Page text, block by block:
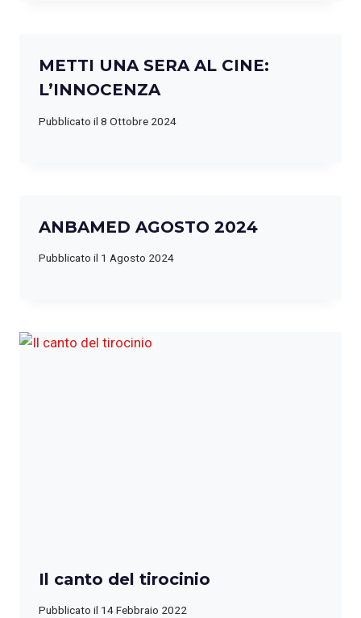
METTI UNA SERA AL CINE:
L’INNOCENZA
Pubblicato il 8 Ottobre 2024
ANBAMED AGOSTO 2024
Pubblicato il 1 Agosto 2024
Il canto del tirocinio
Pubblicato il 14 Febbraio 2022